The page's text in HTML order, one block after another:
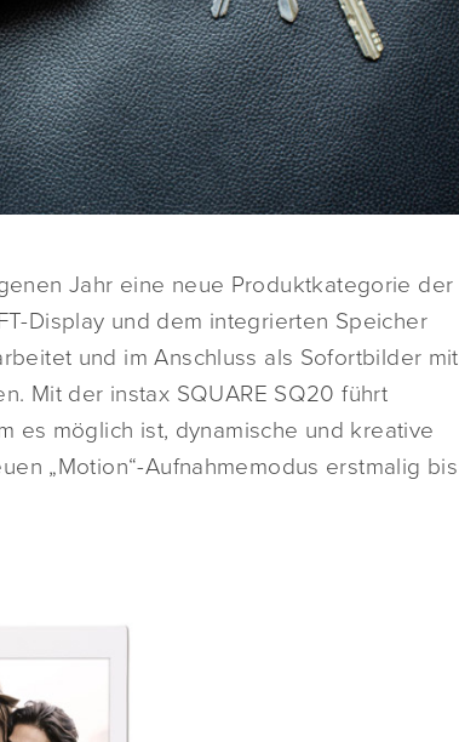
Jahr eine neue Produktkategorie der
Display und dem integrierten Speicher
und im Anschluss als Sofortbilder mit
Mit der instax SQUARE SQ20 führt
es möglich ist, dynamische und kreative
„Motion“-Aufnahmemodus erstmalig bis